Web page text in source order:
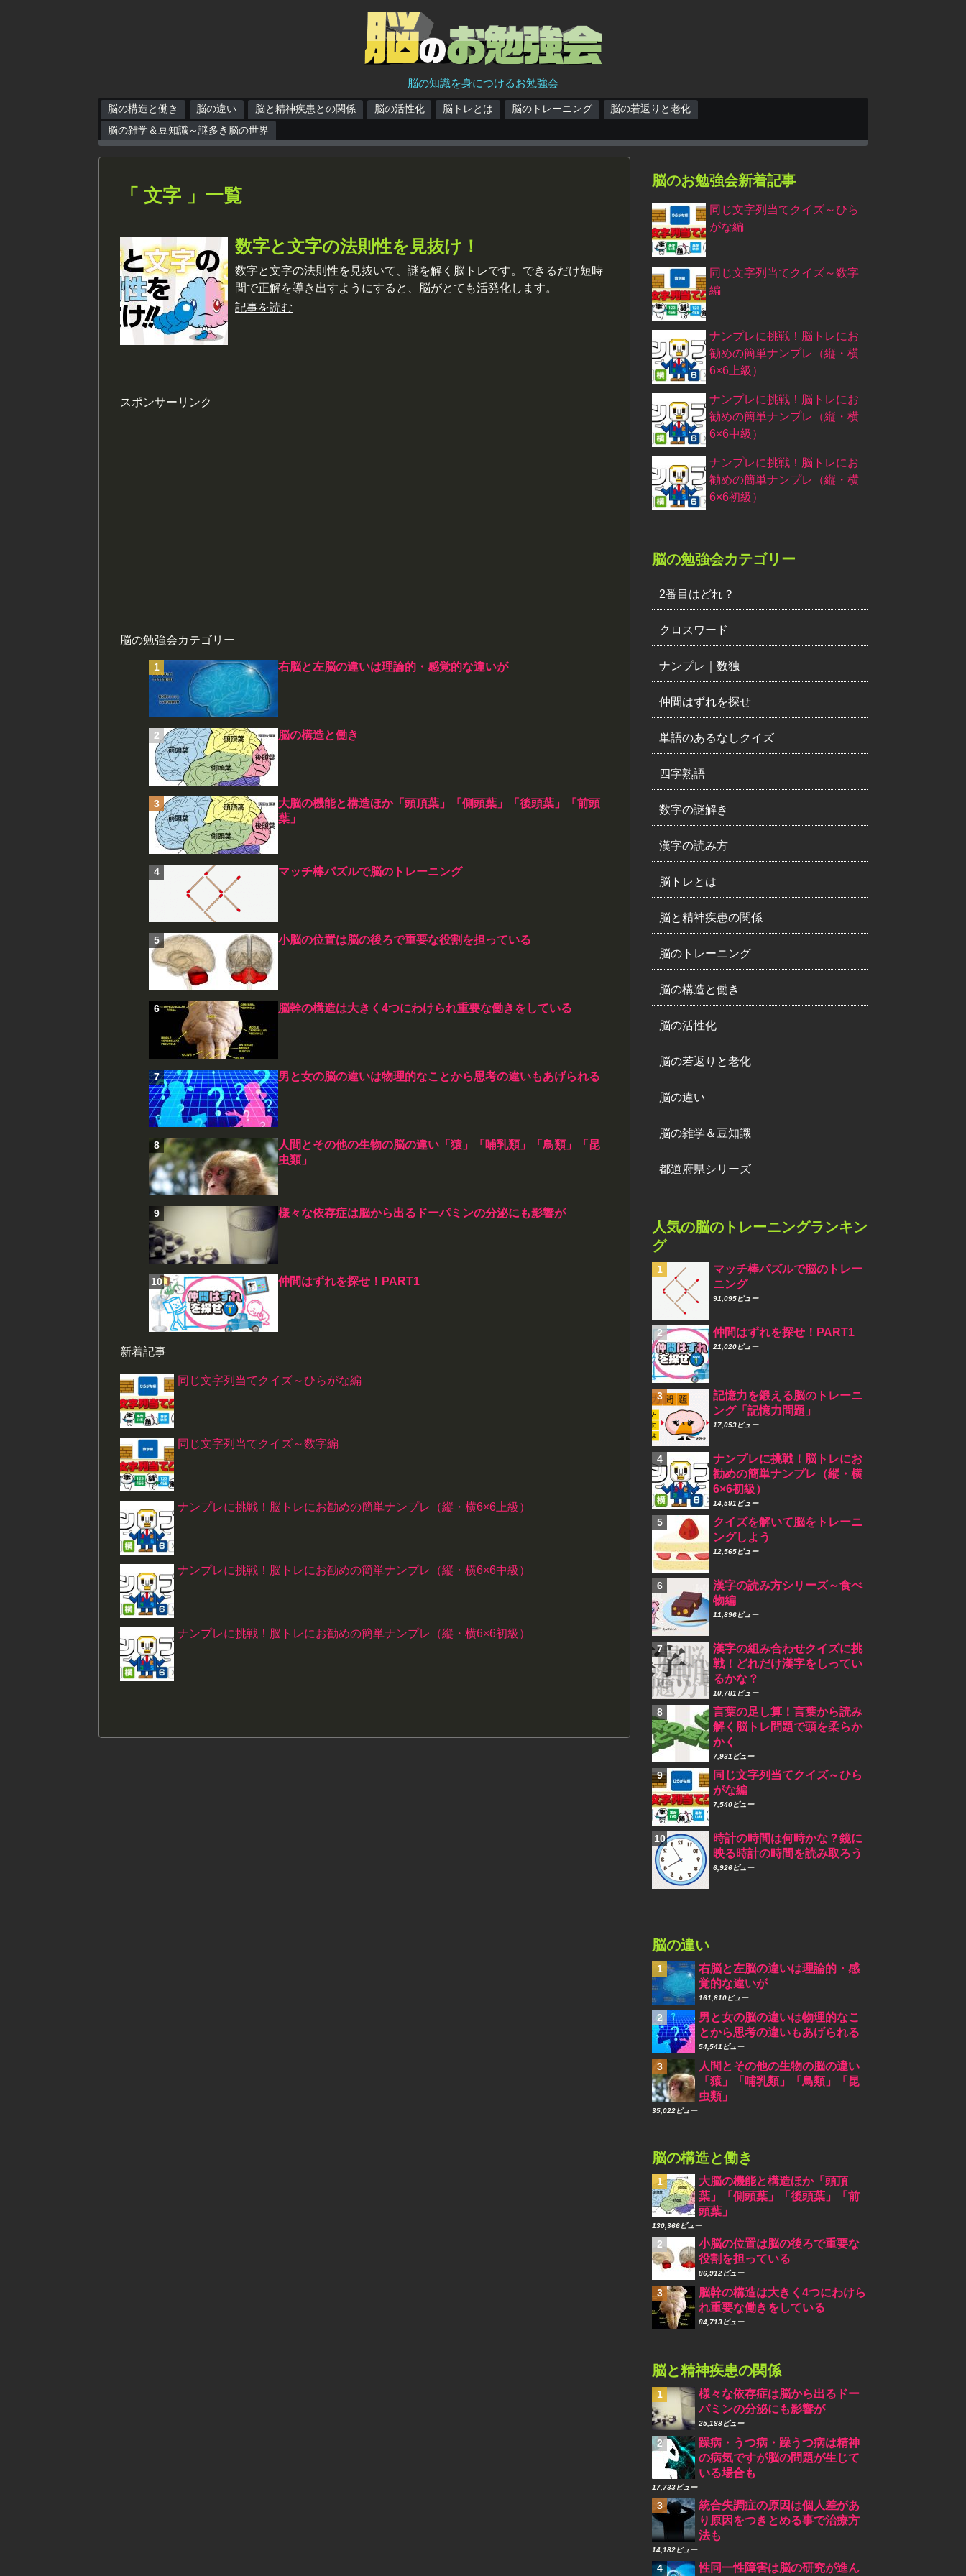
脳の知識を身につけるお勉強会
脳の構造と働き 脳の違い 脳と精神疾患との関係 脳の活性化 脳トレとは 脳のトレーニング
脳の若返りと老化
脳の雑学＆豆知識～謎多き脳の世界
「 文字 」一覧
数字と文字の法則性を見抜け！
数字と文字の法則性を見抜いて、謎を解く脳トレです。できるだけ短時
間で正解を導き出すようにすると、脳がとても活発化します。
記事を読む
スポンサーリンク
脳の勉強会カテゴリー
右脳と左脳の違いは理論的・感覚的な違いが
脳の構造と働き
大脳の機能と構造ほか「頭頂葉」「側頭葉」「後頭葉」「前頭
葉」
マッチ棒パズルで脳のトレーニング
小脳の位置は脳の後ろで重要な役割を担っている
脳幹の構造は大きく4つにわけられ重要な働きをしている
男と女の脳の違いは物理的なことから思考の違いもあげられる
人間とその他の生物の脳の違い「猿」「哺乳類」「鳥類」「昆
虫類」
様々な依存症は脳から出るドーパミンの分泌にも影響が
仲間はずれを探せ！PART1
新着記事
同じ文字列当てクイズ～ひらがな編
同じ文字列当てクイズ～数字編
ナンプレに挑戦！脳トレにお勧めの簡単ナンプレ（縦・横6×6上級）
ナンプレに挑戦！脳トレにお勧めの簡単ナンプレ（縦・横6×6中級）
ナンプレに挑戦！脳トレにお勧めの簡単ナンプレ（縦・横6×6初級）
脳のお勉強会新着記事
同じ文字列当てクイズ～ひら
がな編
同じ文字列当てクイズ～数字
編
ナンプレに挑戦！脳トレにお
勧めの簡単ナンプレ（縦・横
6×6上級）
ナンプレに挑戦！脳トレにお
勧めの簡単ナンプレ（縦・横
6×6中級）
ナンプレに挑戦！脳トレにお
勧めの簡単ナンプレ（縦・横
6×6初級）
脳の勉強会カテゴリー
2番目はどれ？
クロスワード
ナンプレ｜数独
仲間はずれを探せ
単語のあるなしクイズ
四字熟語
数字の謎解き
漢字の読み方
脳トレとは
脳と精神疾患の関係
脳のトレーニング
脳の構造と働き
脳の活性化
脳の若返りと老化
脳の違い
脳の雑学＆豆知識
都道府県シリーズ
人気の脳のトレーニングランキン
グ
マッチ棒パズルで脳のトレー
ニング
91,095ビュー
仲間はずれを探せ！PART1
21,020ビュー
記憶力を鍛える脳のトレーニ
ング「記憶力問題」
17,053ビュー
ナンプレに挑戦！脳トレにお
勧めの簡単ナンプレ（縦・横
6×6初級）
14,591ビュー
クイズを解いて脳をトレーニ
ングしよう
12,565ビュー
漢字の読み方シリーズ～食べ
物編
11,896ビュー
漢字の組み合わせクイズに挑
戦！どれだけ漢字をしってい
るかな？
10,781ビュー
言葉の足し算！言葉から読み
解く脳トレ問題で頭を柔らか
かく
7,931ビュー
同じ文字列当てクイズ～ひら
がな編
7,540ビュー
時計の時間は何時かな？鏡に
映る時計の時間を読み取ろう
6,926ビュー
脳の違い
右脳と左脳の違いは理論的・感
覚的な違いが
161,810ビュー
男と女の脳の違いは物理的なこ
とから思考の違いもあげられる
54,541ビュー
人間とその他の生物の脳の違い
「猿」「哺乳類」「鳥類」「昆
虫類」
35,022ビュー
脳の構造と働き
大脳の機能と構造ほか「頭頂
葉」「側頭葉」「後頭葉」「前
頭葉」
130,366ビュー
小脳の位置は脳の後ろで重要な
役割を担っている
86,912ビュー
脳幹の構造は大きく4つにわけら
れ重要な働きをしている
84,713ビュー
脳と精神疾患の関係
様々な依存症は脳から出るドー
パミンの分泌にも影響が
25,188ビュー
躁病・うつ病・躁うつ病は精神
の病気ですが脳の問題が生じて
いる場合も
17,733ビュー
統合失調症の原因は個人差があ
り原因をつきとめる事で治療方
法も
14,182ビュー
性同一性障害は脳の研究が進ん